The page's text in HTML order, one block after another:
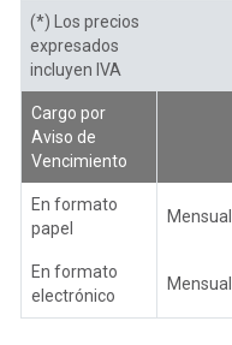
(*) Los precios
expresados
incluyen IVA
Cargo por
Aviso de
Vencimiento
En formato
papel
Mensual
En formato
electrónico
Mensual